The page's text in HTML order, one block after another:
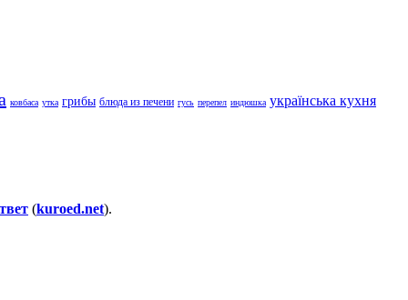
ковбаса утка грибы блюда из печени гусь перепел индюшка українська кухня
(kuroed.net).